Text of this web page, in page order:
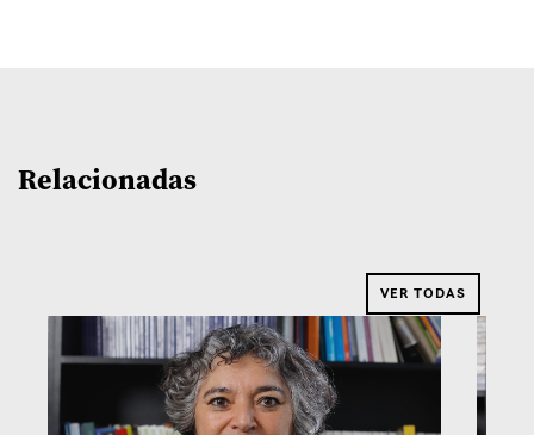
Relacionadas
VER TODAS